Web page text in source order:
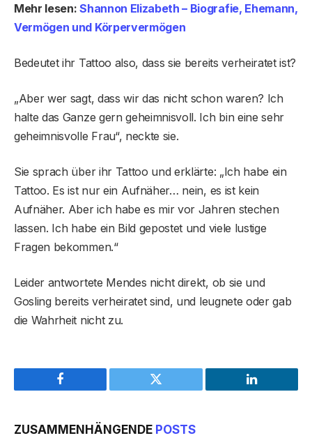
Mehr lesen:Shannon Elizabeth – Biografie, Ehemann,
Vermögen und Körpervermögen
Bedeutet ihr Tattoo also, dass sie bereits verheiratet ist?
„Aber wer sagt, dass wir das nicht schon waren? Ich
halte das Ganze gern geheimnisvoll. Ich bin eine sehr
geheimnisvolle Frau“, neckte sie.
Sie sprach über ihr Tattoo und erklärte: „Ich habe ein
Tattoo. Es ist nur ein Aufnäher… nein, es ist kein
Aufnäher. Aber ich habe es mir vor Jahren stechen
lassen. Ich habe ein Bild gepostet und viele lustige
Fragen bekommen.“
Leider antwortete Mendes nicht direkt, ob sie und
Gosling bereits verheiratet sind, und leugnete oder gab
die Wahrheit nicht zu.
Facebook Twitter LinkedIn
ZUSAMMENHÄNGENDE POSTS